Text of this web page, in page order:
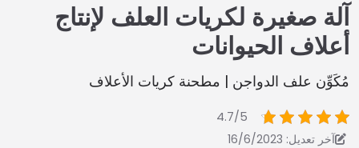
آلة صغيرة لكريات العلف لإنتاج
أعلاف الحيوانات
مُكَوِّن علف الدواجن | مطحنة كريات الأعلاف
4.7/5
آخر تعديل: 16/6/2023